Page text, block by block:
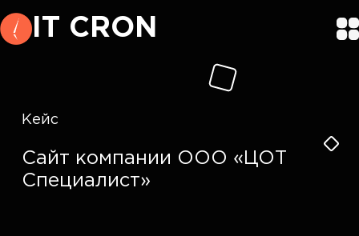
IT CRON
Кейс
Сайт компании ООО «ЦОТ
Специалист»